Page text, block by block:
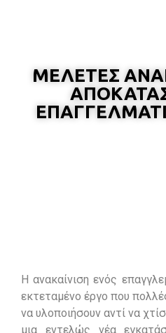
ΜΕΛΕΤΕΣ
Η ανακαίνιση ενός
εκτεταμένο έργο που
να υλοποιήσουν αντί να
μια εντελώς νέα